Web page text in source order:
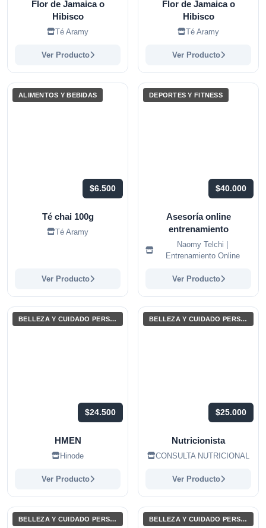
Flor de Jamaica o
Hibisco
Té Aramy
Ver Producto
Flor de Jamaica o
Hibisco
Té Aramy
Ver Producto
ALIMENTOS Y BEBIDAS
$6.500
Té chai 100g
Té Aramy
Ver Producto
DEPORTES Y FITNESS
$40.000
Asesoría online
entrenamiento
Naomy Telchi |
Entrenamiento Online
Ver Producto
BELLEZA Y CUIDADO PERSONAL
$24.500
HMEN
Hinode
Ver Producto
BELLEZA Y CUIDADO PERSONAL
$25.000
Nutricionista
CONSULTA NUTRICIONAL
Ver Producto
BELLEZA Y CUIDADO PERSONAL BELLEZA Y CUIDADO PERSONAL